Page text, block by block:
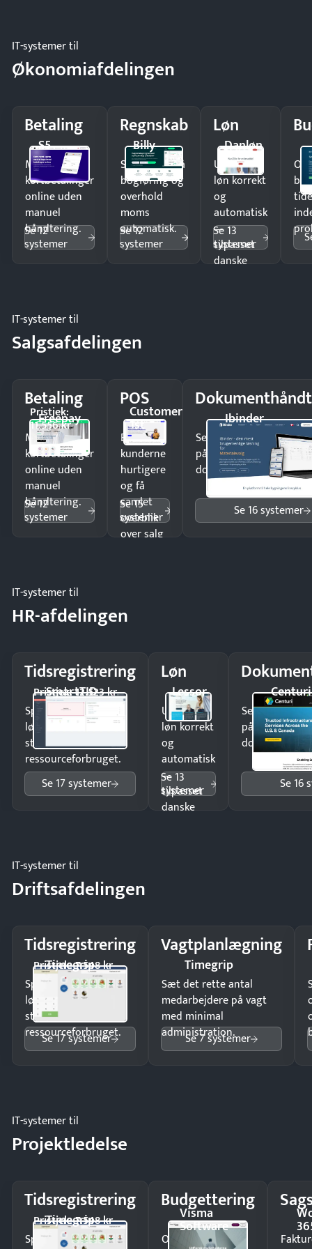
IT-systemer til
Økonomiafdelingen
Betaling
S5
Modtag
kortbetalinger
online uden
manuel
håndtering.
Se 12
systemer
Regnskab
Billy
Spar timer på
bogføring og
overhold
moms
automatisk.
Se 12
systemer
Løn
Danløn
Udbetal
løn korrekt
og
automatisk
—
tilpasset
danske
Se 13
systemer
IT-systemer til
Salgsafdelingen
Betaling
Freepay
Pristjek:
11.556 kr
Modtag
kortbetalinger
online uden
manuel
håndtering.
Se 12
systemer
POS
Customer
1st
Ekspedér
kunderne
hurtigere
og få
samlet
overblik
over salg
Se 15
systemer
Ibinder
Send kontrakter til
på minutter og mist
dokumenter.
Se 16 systemer
IT-systemer til
HR-afdelingen
Tidsregistrering
SmartTID
Pristjek: 12.523 kr
Spar tid på
lønberegning og få
styr på
ressourceforbruget.
Se 17 systemer
Løn
Lessor
Udbetal
løn korrekt
og
automatisk
—
tilpasset
danske
Se 13
systemer
Centuri
Send
på minutter
dokumenter.
Se 16
IT-systemer til
Driftsafdelingen
Tidsregistrering
Timegrip
Pristjek: 7.548 kr
Spar tid på
lønberegning og få
styr på
ressourceforbruget.
Se 17 systemer
Vagtplanlægning
Timegrip
Sæt det rette antal
medarbejdere på vagt
med minimal
administration.
Se 7 systemer
IT-systemer til
Projektledelse
Tidsregistrering
Timegrip
Pristjek: 7.548 kr
Spar tid på
Budgettering
Visma
Software
Opdag